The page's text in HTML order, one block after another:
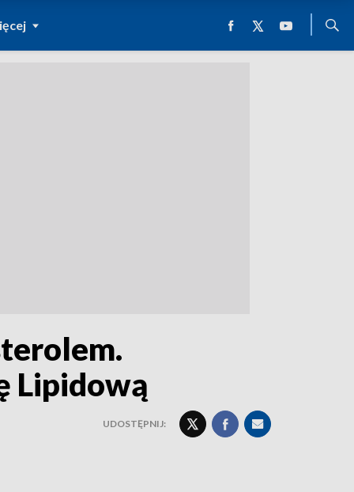
Lipidową
UDOSTĘPNIJ: